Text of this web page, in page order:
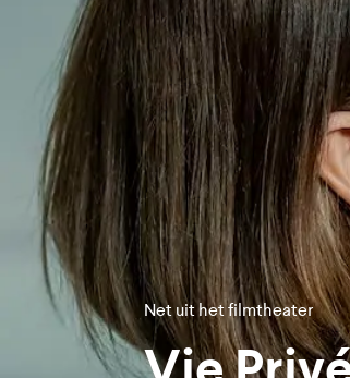
Net uit het filmtheater